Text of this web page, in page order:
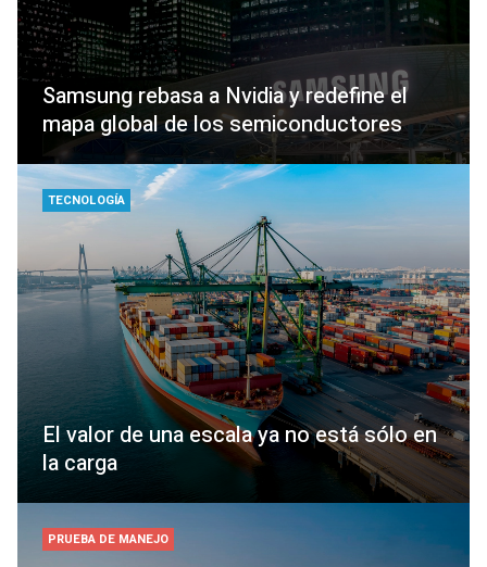
Samsung rebasa a Nvidia y redefine el
mapa global de los semiconductores
TECNOLOGÍA
El valor de una escala ya no está sólo en
la carga
PRUEBA DE MANEJO